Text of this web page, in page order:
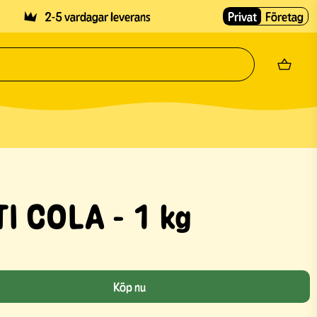
2-5 vardagar leverans Privat Företag
COLA - 1 kg
Köp nu